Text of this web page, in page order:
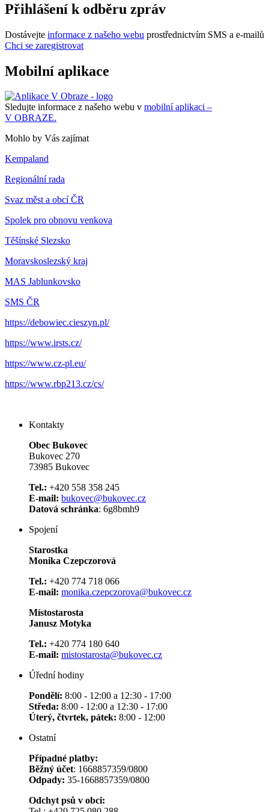
Přihlášení k odběru zpráv
Dostávejte informace z našeho webu prostřednictvím SMS a e-mailů
Chci se zaregistrovat
Mobilní aplikace
Sledujte informace z našeho webu v mobilní aplikaci –
V OBRAZE.
Mohlo by Vás zajímat
Kempaland
Regionální rada
Svaz měst a obcí ČR
Spolek pro obnovu venkova
Těšínské Slezsko
Moravskoslezský kraj
MAS Jablunkovsko
SMS ČR
https://debowiec.cieszyn.pl/
https://www.irsts.cz/
https://www.cz-pl.eu/
https://www.rbp213.cz/cs/
Kontakty
Obec Bukovec
Bukovec 270
73985 Bukovec
Tel.: +420 558 358 245
E-mail: bukovec@bukovec.cz
Datová schránka: 6g8bmh9
Spojení
Starostka
Monika Czepczorová
Tel.: +420 774 718 066
E-mail: monika.czepczorova@bukovec.cz
Místostarosta
Janusz Motyka
Tel.: +420 774 180 640
E-mail: mistostarosta@bukovec.cz
Úřední hodiny
Pondělí: 8:00 - 12:00 a 12:30 - 17:00
Středa: 8:00 - 12:00 a 12:30 - 17:00
Úterý, čtvrtek, pátek: 8:00 - 12:00
Ostatní
Případné platby:
Běžný účet: 1668857359/0800
Odpady: 35-1668857359/0800
Odchyt psů v obci: